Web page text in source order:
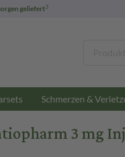
geliefert3
Schmerzen &
3 mg